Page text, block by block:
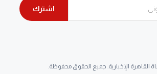
اشترك